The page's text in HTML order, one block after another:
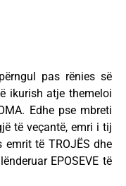
pas rënies së
ikurish atje themeloi
Edhe pse mbreti
të veçantë, emri i tij
të TROJËS dhe
EPOSEVE të